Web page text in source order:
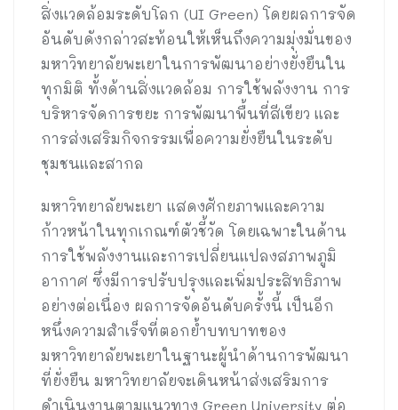
สิ่งแวดล้อมระดับโลก (UI Green) โดยผลการจัด
อันดับดังกล่าวสะท้อนให้เห็นถึงความมุ่งมั่นของ
มหาวิทยาลัยพะเยาในการพัฒนาอย่างยั่งยืนใน
ทุกมิติ ทั้งด้านสิ่งแวดล้อม การใช้พลังงาน การ
บริหารจัดการขยะ การพัฒนาพื้นที่สีเขียว และ
การส่งเสริมกิจกรรมเพื่อความยั่งยืนในระดับ
ชุมชนและสากล
มหาวิทยาลัยพะเยา แสดงศักยภาพและความ
ก้าวหน้าในทุกเกณฑ์ตัวชี้วัด โดยเฉพาะในด้าน
การใช้พลังงานและการเปลี่ยนแปลงสภาพภูมิ
อากาศ ซึ่งมีการปรับปรุงและเพิ่มประสิทธิภาพ
อย่างต่อเนื่อง ผลการจัดอันดับครั้งนี้ เป็นอีก
หนึ่งความสำเร็จที่ตอกย้ำบทบาทของ
มหาวิทยาลัยพะเยาในฐานะผู้นำด้านการพัฒนา
ที่ยั่งยืน มหาวิทยาลัยจะเดินหน้าส่งเสริมการ
ดำเนินงานตามแนวทาง Green University ต่อ